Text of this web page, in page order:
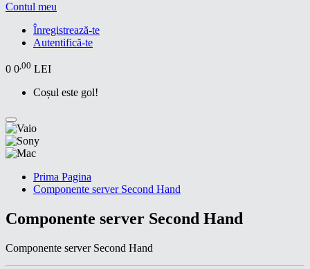
Contul meu
Înregistrează-te
Autentifică-te
0 0,00 LEI
Coșul este gol!
Prima Pagina
Componente server Second Hand
Componente server Second Hand
Componente server Second Hand